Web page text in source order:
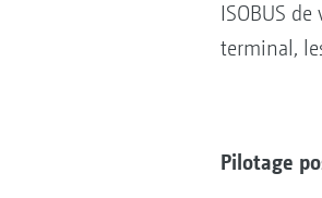
ISOBUS
terminal,
Pilotage